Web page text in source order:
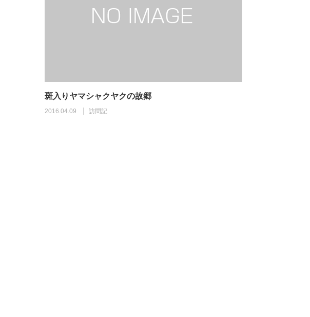
斑入りヤマシャクヤクの故郷
2016.04.09 訪問記